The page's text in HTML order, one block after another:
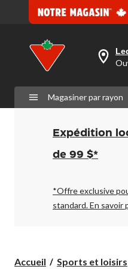
votre
est
Leduc,
AB,
Ouvert,
à
pour
changer
Magasiner par rayon
Expédition
de 99 $*
*Offre exclusive
standard.En savoir
Accueil Sports et loisirs